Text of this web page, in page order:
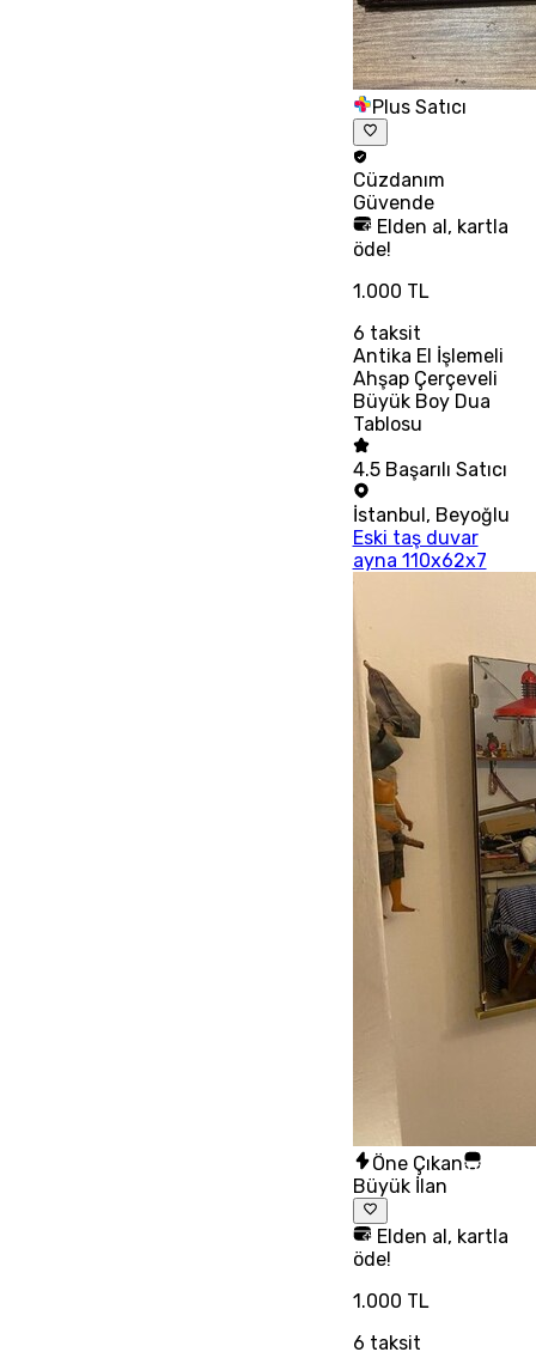
Plus Satıcı
Cüzdanım
Güvende
Elden al, kartla
öde!
1.000 TL
6 taksit
Antika El İşlemeli
Ahşap Çerçeveli
Büyük Boy Dua
Tablosu
4.5 Başarılı Satıcı
İstanbul, Beyoğlu
Eski taş duvar
ayna 110x62x7
Öne Çıkan
Büyük İlan
Elden al, kartla
öde!
1.000 TL
6 taksit